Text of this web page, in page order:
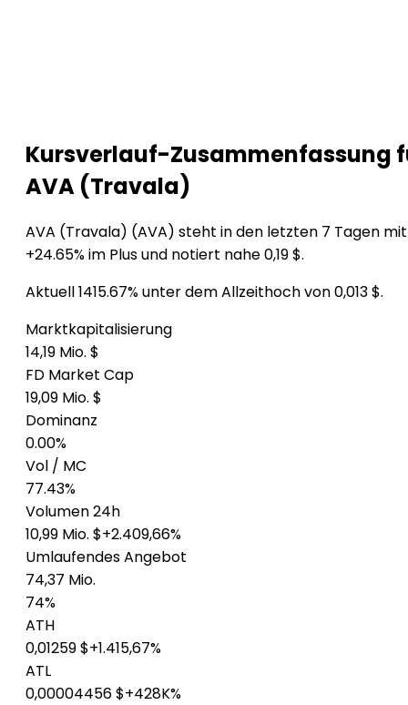
Kursverlauf-Zusammenfassung
AVA (Travala)
AVA (Travala) (AVA) steht in den letzten 7 Tagen mit
+24.65% im Plus und notiert nahe 0,19 $.
Aktuell 1415.67% unter dem Allzeithoch von 0,013 $.
Marktkapitalisierung
14,19 Mio. $
FD Market Cap
19,09 Mio. $
Dominanz
0.00%
Vol / MC
77.43%
Volumen 24h
10,99 Mio. $+2.409,66%
Umlaufendes Angebot
74,37 Mio.
74%
ATH
0,01259 $+1.415,67%
ATL
0,00004456 $+428K%